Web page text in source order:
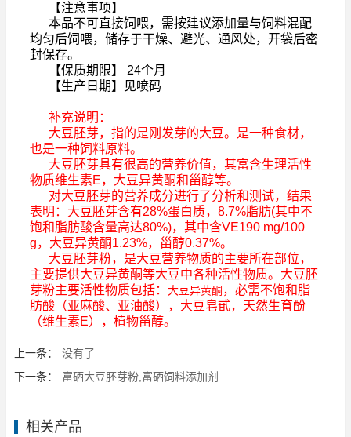
【注意事项】
本品不可直接饲喂，需按建议添加量与饲料混配
均匀后饲喂，储存于干燥、避光、通风处，开袋后密
封保存。
【保质期限】 24个月
【生产日期】见喷码
补充说明：
大豆胚芽，指的是刚发芽的大豆。是一种食材，
也是一种饲料原料。
大豆胚芽具有很高的营养价值，其富含生理活性
物质维生素E，大豆异黄酮和甾醇等。
对大豆胚芽的营养成分进行了分析和测试，结果
表明：大豆胚芽含有28%蛋白质，8.7%脂肪(其中不
饱和脂肪酸含量高达80%)，其中含VE190 mg/100
g，大豆异黄酮1.23%，甾醇0.37%。
大豆胚芽粉，是大豆营养物质的主要所在部位，
主要提供大豆异黄酮等大豆中各种活性物质。大豆胚
芽粉主要活性物质包括： 大豆异黄酮，必需不饱和脂
肪酸（亚麻酸、亚油酸），大豆皂甙，天然生育酚
（维生素E），植物甾醇。
上一条：
没有了
下一条：
富硒大豆胚芽粉,富硒饲料添加剂
相关产品